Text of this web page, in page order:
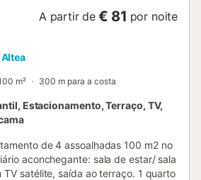
A partir de € 81 por noite
m² 300 m para a costa
Estacionamento, Terraço, TV,
de 4 assoalhadas 100 m2 no
aconchegante: sala de estar/ sala
satélite, saída ao terraço. 1 quarto